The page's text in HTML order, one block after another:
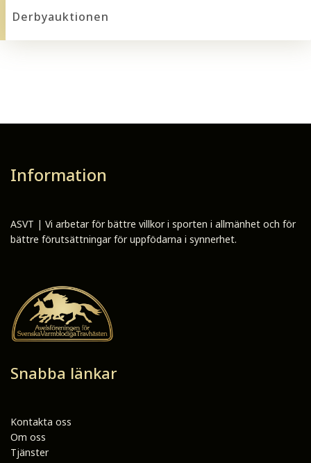
Derbyauktionen
Information
ASVT | Vi arbetar för bättre villkor i sporten i allmänhet och för
bättre förutsättningar för uppfödarna i synnerhet.
Snabba länkar
Kontakta oss
Om oss
Tjänster